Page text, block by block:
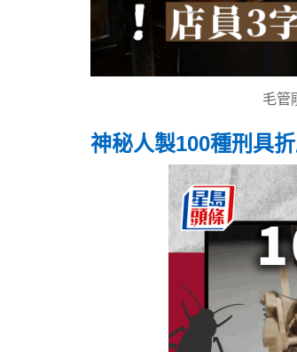
毛管
神秘人製100種刑具